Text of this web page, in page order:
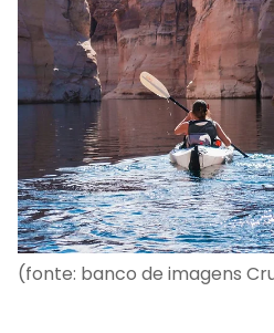
(fonte: banco de imagens